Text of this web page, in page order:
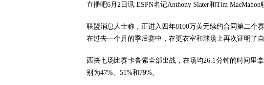
直播吧6月2日讯 ESPN名记Anthony Slater和Tim
联盟消息人士称，正进入四年8100万美元续约合同第二个
在过去一个月的季后赛中，在更衣室和球场上再次证明了
西决七场比赛卡鲁索全部出战，在场均26.1分钟的时间里
别为47%、51%和79%。